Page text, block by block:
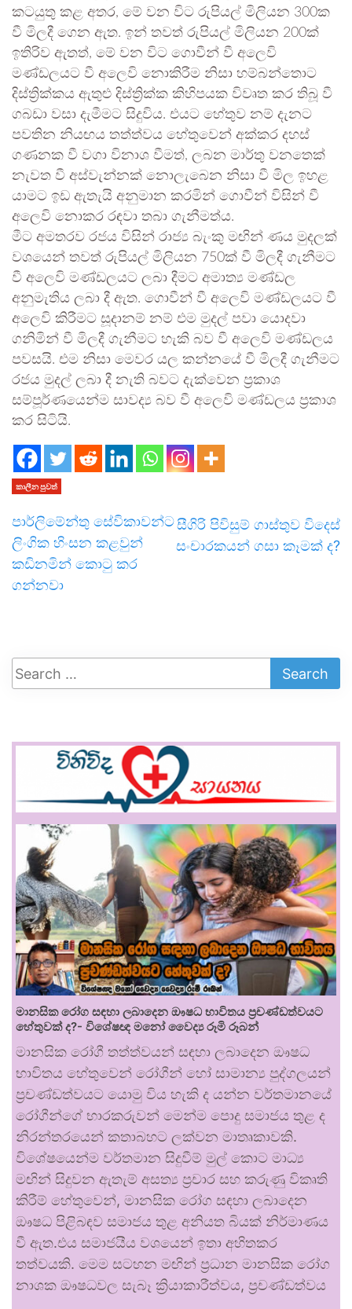
කටයුතු කළ අතර, මේ වන විට රුපියල් මිලියන 300ක
වී මිලදී ගෙන ඇත. ඉන් තවත් රුපියල් මිලියන 200ක්
ඉතිරිව ඇතත්, මේ වන විට ගොවීන් වී අලෙවි
මණ්ඩලයට වී අලෙවි නොකිරීම නිසා හම්බන්තොට
දිස්ත්‍රික්කය ඇතුළු දිස්ත්‍රික්ක කිහිපයක විවෘත කර තිබූ වී
ගබඩා වසා දැමීමට සිදුවිය. එයට හේතුව නම් දැනට
පවතින නියඟය තත්ත්වය හේතුවෙන් අක්කර දහස්
ගණනක වී වගා විනාශ වීමත්, ලබන මාර්තු වනතෙක්
නැවත වී අස්වැන්නක් නොලැබෙන නිසා වී මිල ඉහළ
යාමට ඉඩ ඇතැයි අනුමාන කරමින් ගොවීන් විසින් වී
අලෙවි නොකර රඳවා තබා ගැනීමත්ය.
මීට අමතරව රජය විසින් රාජ්‍ය බැංකු මඟින් ණය මුදලක්
වශයෙන් තවත් රුපියල් මිලියන 750ක් වී මිලදී ගැනීමට
වී අලෙවි මණ්ඩලයට ලබා දීමට අමාත්‍ය මණ්ඩල
අනුමැතිය ලබා දී ඇත. ගොවීන් වී අලෙවි මණ්ඩලයට වී
අලෙවි කිරීමට සූදානම් නම් එම මුදල් පවා යොදවා
ගනිමින් වී මිලදී ගැනීමට හැකි බව වී අලෙවි මණ්ඩලය
පවසයි. එම නිසා මෙවර යල කන්නයේ වී මිලදී ගැනීමට
රජය මුදල් ලබා දී නැති බවට දැක්වෙන ප්‍රකාශ
සම්පූර්ණයෙන්ම සාවද්‍ය බව වී අලෙවි මණ්ඩලය ප්‍රකාශ
කර සිටියි.
කාලීන පුවත්
පාර්ලිමේන්තු සේවිකාවන්ට
ලිංගික හිංසන කළවුන්
කඩිනමින් කොටු කර
ගන්නවා
සීගිරි පිවිසුම් ගාස්තුව විදෙස්
සංචාරකයන් ගසා කෑමක් ද?
මානසික රෝග සඳහා ලබාදෙන ඖෂධ භාවිතය ප්‍රචණ්ඩත්වයට
හේතුවක් ද?- විශේෂඥ මනෝ වෛද්‍ය රූමි රූබන්
මානසික රෝගී තත්ත්වයන් සඳහා ලබාදෙන ඖෂධ
භාවිතය හේතුවෙන් රෝගීන් හෝ සාමාන්‍ය පුද්ගලයන්
ප්‍රචණ්ඩත්වයට යොමු විය හැකි ද යන්න වර්තමානයේ
රෝගීන්ගේ භාරකරුවන් මෙන්ම පොදු සමාජය තුළ ද
නිරන්තරයෙන් කතාබහට ලක්වන මාතෘකාවකි.
විශේෂයෙන්ම වර්තමාන සිදුවීම් මුල් කොට මාධ්‍ය
මඟින් සිදුවන ඇතැම් අසත්‍ය ප්‍රචාර සහ කරුණු විකෘති
කිරීම් හේතුවෙන්, මානසික රෝග සඳහා ලබාදෙන
ඖෂධ පිළිබඳව සමාජය තුළ අනියත බියක් නිර්මාණය
වී ඇත.එය සමාජයීය වශයෙන් ඉතා අහිතකර
තත්වයකි. මෙම සටහන මඟින් ප්‍රධාන මානසික රෝග
නාශක ඖෂධවල සැබෑ ක්‍රියාකාරීත්වය, ප්‍රචණ්ඩත්වය